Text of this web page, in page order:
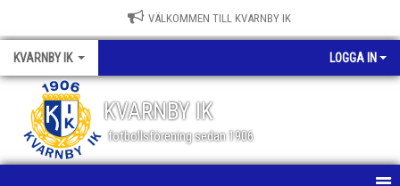
VÄLKOMMEN TILL KVARNBY IK
KVARNBY IK LOGGA IN
KVARNBY IK
fotbollsförening sedan 1906